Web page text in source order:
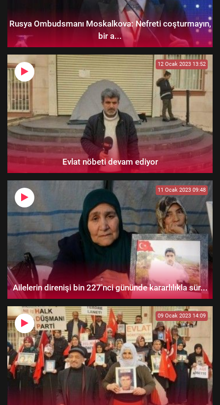
Rusya Ombudsmanı Moskalkova: Nefreti coşturmayın,
bir a...
12 Ocak 2023 13:52
Evlat nöbeti devam ediyor
11 Ocak 2023 09:48
Ailelerin direnişi bin 227'nci gününde kararlılıkla sür...
09 Ocak 2023 14:09